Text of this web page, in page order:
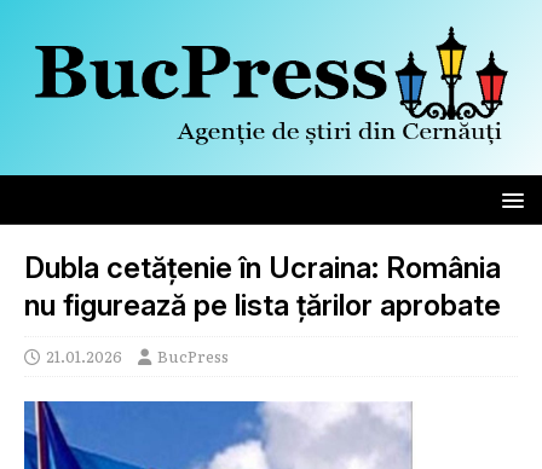
Dubla cetățenie în Ucraina: România
nu figurează pe lista țărilor aprobate
21.01.2026 BucPress